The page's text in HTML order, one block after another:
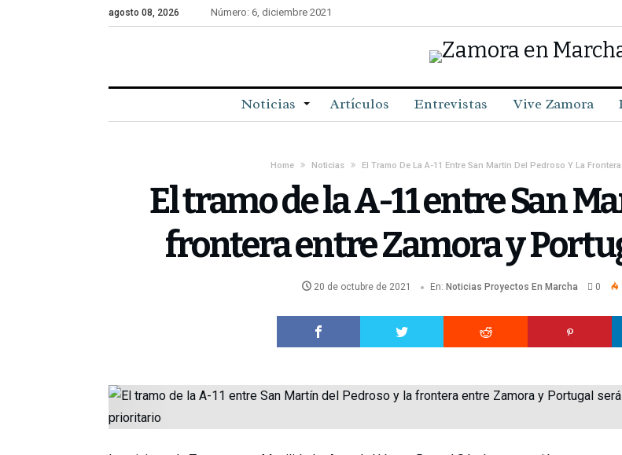
agosto 08, 2026 Número: 6, diciembre 2021
Noticias Artículos Entrevistas Vive Zamora
Home Noticias El Tramo De La A-11 Entre San Martín Del Pedroso Y La
El tramo de la A-11 entre San
frontera entre Zamora y
20 de octubre de 2021 En: Noticias Proyectos En Marcha 0